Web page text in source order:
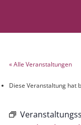
« Alle Veranstaltungen
Diese Veranstaltung hat